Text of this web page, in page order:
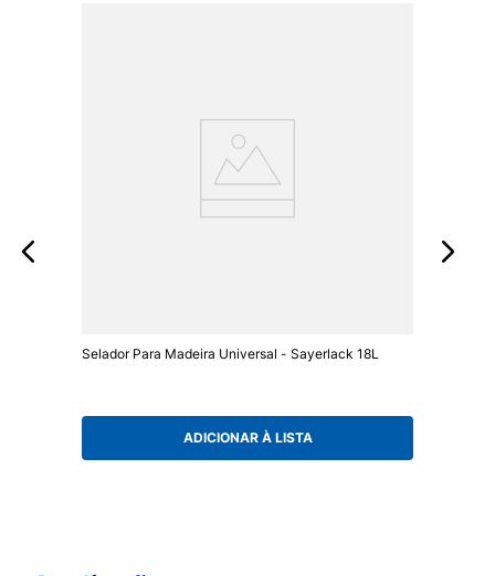
Selador Para Madeira Universal - Sayerlack 18L
ADICIONAR À LISTA